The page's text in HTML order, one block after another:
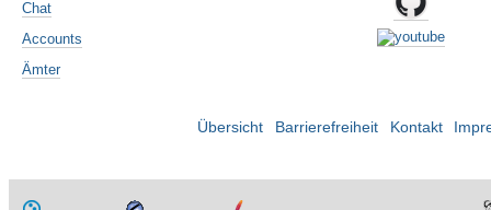
Chat
Accounts
Ämter
Übersicht Barrierefreiheit Kontakt